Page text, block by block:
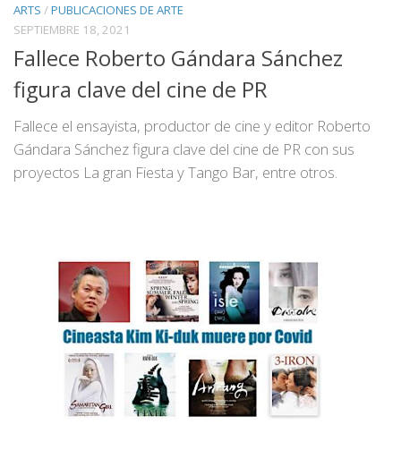
ARTS /PUBLICACIONES DE ARTE
SEPTIEMBRE 18, 2021
Fallece Roberto Gándara Sánchez
figura clave del cine de PR
Fallece el ensayista, productor de cine y editor Roberto
Gándara Sánchez figura clave del cine de PR con sus
proyectos La gran Fiesta y Tango Bar, entre otros.